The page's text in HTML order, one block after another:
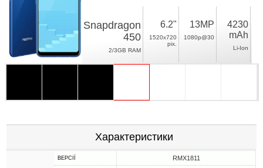
Snapdragon
450
2/3GB RAM
6.2"
1520x720
pix.
13MP
1080p@30
4230
mAh
Li-Ion
Характеристики
ВЕРСІЇ RMX1811